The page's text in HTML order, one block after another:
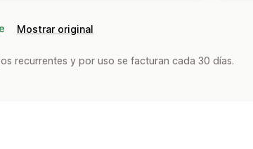
Mostrar original
recurrentes y por uso se facturan cada 30 días.